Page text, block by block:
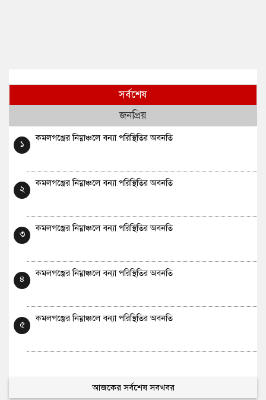
সর্বশেষ
জনপ্রিয়
১
কমলগঞ্জের নিম্নাঞ্চলে বন্যা পরিস্থিতির অবনতি
২
কমলগঞ্জের নিম্নাঞ্চলে বন্যা পরিস্থিতির অবনতি
৩
কমলগঞ্জের নিম্নাঞ্চলে বন্যা পরিস্থিতির অবনতি
৪
কমলগঞ্জের নিম্নাঞ্চলে বন্যা পরিস্থিতির অবনতি
৫
কমলগঞ্জের নিম্নাঞ্চলে বন্যা পরিস্থিতির অবনতি
আজকের সর্বশেষ সবখবর